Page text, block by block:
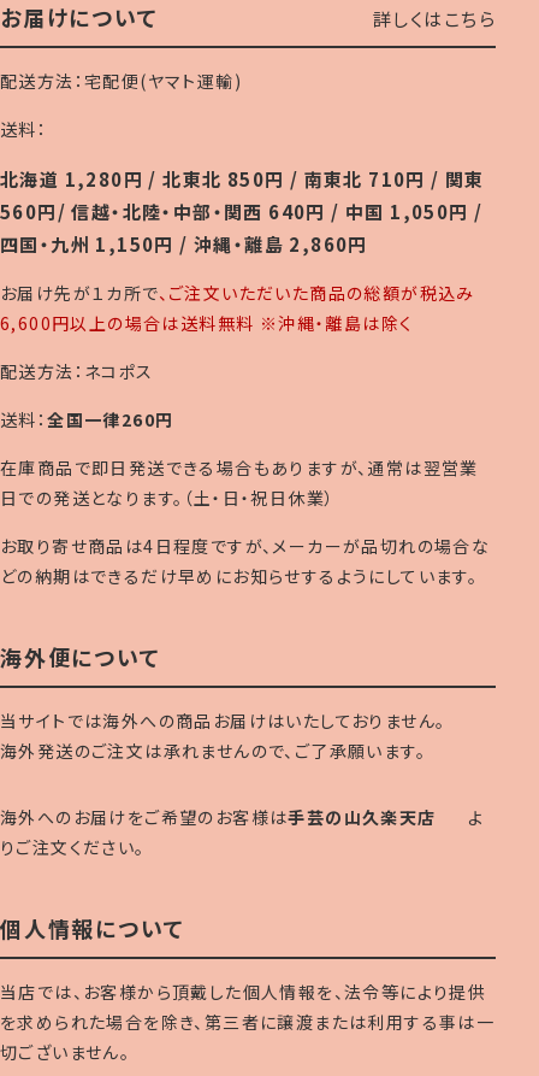
お届けについて 詳しくはこちら
配送方法：宅配便(ヤマト運輸)
送料：
北海道 1,280円 / 北東北 850円 / 南東北 710円 / 関東
560円/ 信越・北陸・中部・関西 640円 / 中国 1,050円 /
四国・九州 1,150円 / 沖縄・離島 2,860円
お届け先が１カ所で、ご注文いただいた商品の総額が税込み
6,600円以上の場合は送料無料 ※沖縄・離島は除く
配送方法：ネコポス
送料：全国一律260円
在庫商品で即日発送できる場合もありますが、通常は翌営業
日での発送となります。（土・日・祝日休業）
お取り寄せ商品は4日程度ですが、メーカーが品切れの場合な
どの納期はできるだけ早めにお知らせするようにしています。
海外便について
当サイトでは海外への商品お届けはいたしておりません。
海外発送のご注文は承れませんので、ご了承願います。
海外へのお届けをご希望のお客様は手芸の山久楽天店
よ
りご注文ください。
個人情報について
当店では、お客様から頂戴した個人情報を、法令等により提供
を求められた場合を除き、第三者に譲渡または利用する事は一
切ございません。